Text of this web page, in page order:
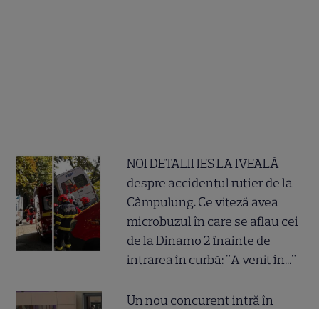
NOI DETALII IES LA IVEALĂ
despre accidentul rutier de la
Câmpulung. Ce viteză avea
microbuzul în care se aflau cei
de la Dinamo 2 înainte de
intrarea în curbă: "A venit în..."
Un nou concurent intră în